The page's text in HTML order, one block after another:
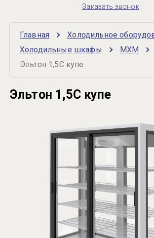
Заказать звонок
Главная
Холодильное
Холодильные шкафы
МХМ
Эльтон 1,5С купе
Эльтон 1,5С купе